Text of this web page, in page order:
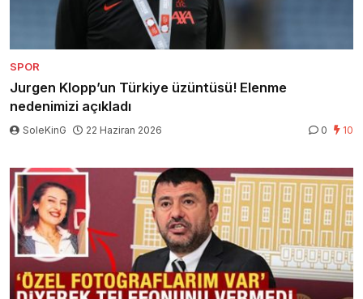
SPOR
Jurgen Klopp’un Türkiye üzüntüsü! Elenme
nedenimizi açıkladı
SoleKinG 22 Haziran 2026 0 10